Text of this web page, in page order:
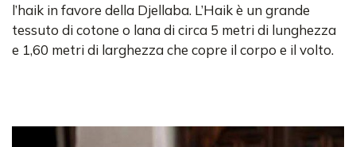
l’haik in favore della Djellaba. L’Haik è un grande
tessuto di cotone o lana di circa 5 metri di lunghezza
e 1,60 metri di larghezza che copre il corpo e il volto.